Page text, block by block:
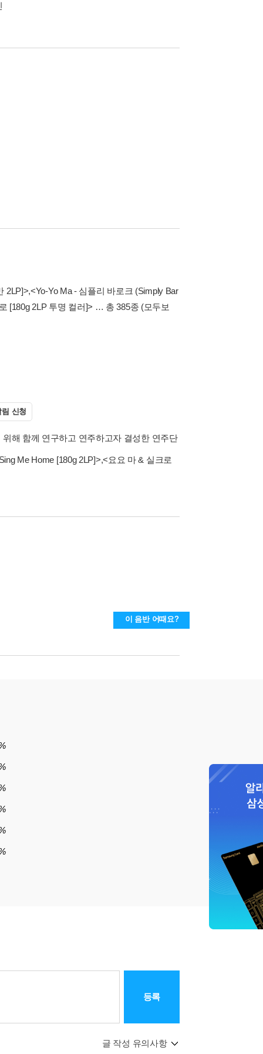
2LP]>,<Yo-Yo Ma - 심플리 바로크 (Simply Bar
[180g 2LP 투명 컬러]> … 총 385종 (모두보
신청
해 함께 연구하고 연주하고자 결성한 연주단
Me Home [180g 2LP]>,<요요 마 & 실크로
이 음반 어때요?
등록
글 작성 유의사항